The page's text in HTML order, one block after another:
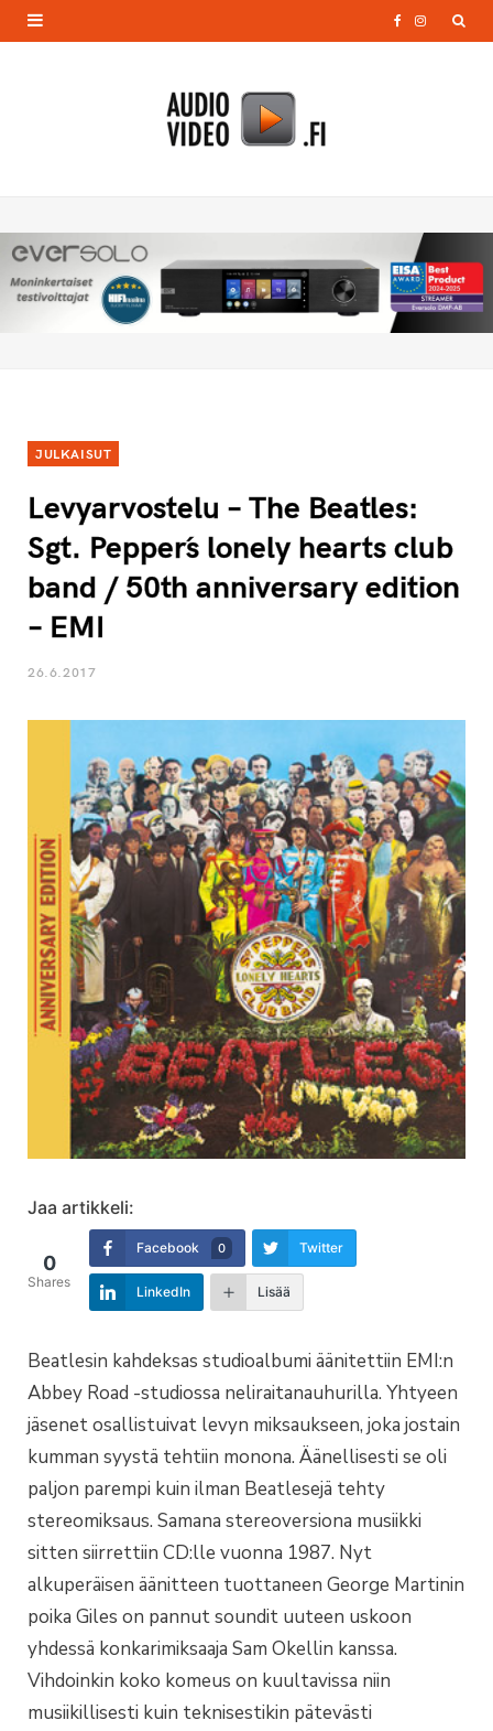
o
k
I
r
a
JULKAISUT
Levyarvostelu – The Beatles:
Sgt. Pepper´s lonely hearts club
band / 50th anniversary edition
– EMI
26.6.2017
Jaa artikkeli:
0
Shares
Facebook 0 Twitter
LinkedIn Lisää
Beatlesin kahdeksas studioalbumi äänitettiin EMI:n
Abbey Road -studiossa neliraitanauhurilla. Yhtyeen
jäsenet osallistuivat levyn miksaukseen, joka jostain
kumman syystä tehtiin monona. Äänellisesti se oli
paljon parempi kuin ilman Beatlesejä tehty
stereomiksaus. Samana stereoversiona musiikki
sitten siirrettiin CD:lle vuonna 1987. Nyt
alkuperäisen äänitteen tuottaneen George Martinin
poika Giles on pannut soundit uuteen uskoon
yhdessä konkarimiksaaja Sam Okellin kanssa.
Vihdoinkin koko komeus on kuultavissa niin
musiikillisesti kuin teknisestikin pätevästi